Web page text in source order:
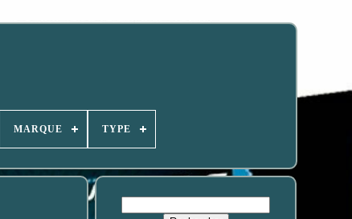
MARQUE TYPE